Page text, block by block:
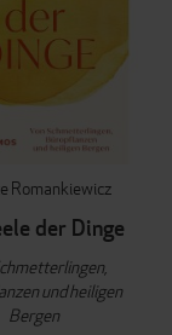
Romankiewicz
der Dinge
und heiligen
Bergen